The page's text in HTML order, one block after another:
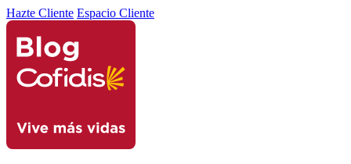
Hazte Cliente Espacio Cliente